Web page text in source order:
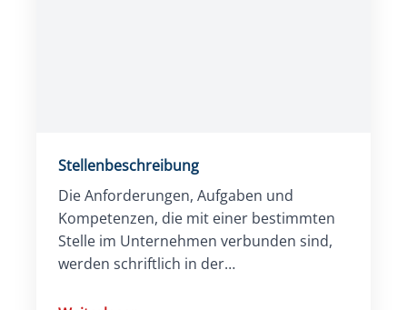
Stellenbeschreibung
Die Anforderungen, Aufgaben und
Kompetenzen, die mit einer bestimmten
Stelle im Unternehmen verbunden sind,
werden schriftlich in der